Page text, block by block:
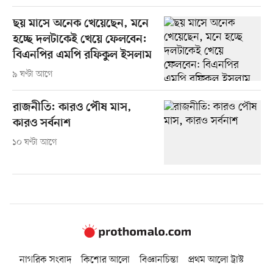
ছয় মাসে অনেক খেয়েছেন, মনে
হচ্ছে দলটাকেই খেয়ে ফেলবেন:
বিএনপির এমপি রফিকুল ইসলাম
৯ ঘণ্টা আগে
রাজনীতি: কারও পৌষ মাস,
কারও সর্বনাশ
১০ ঘণ্টা আগে
নাগরিক সংবাদ কিশোর আলো বিজ্ঞানচিন্তা
প্রথম আলো ট্রাস্ট